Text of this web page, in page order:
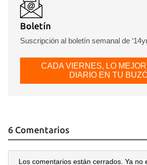
Boletín
Suscripción al boletín semanal de
CADA VIERNES, LO
DIARIO EN TU
6 Comentarios
Los comentarios están cerrados. Ya no